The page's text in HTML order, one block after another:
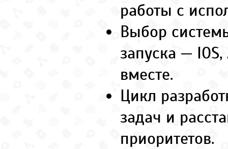
работы с
Выбор
запуска —
вместе.
Цикл
задач и
приоритетов.